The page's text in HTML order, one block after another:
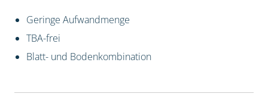
Geringe Aufwandmenge
TBA-frei
Blatt- und Bodenkombination